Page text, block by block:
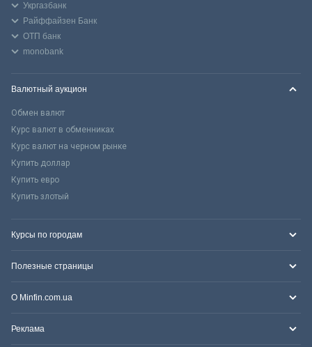
Укргазбанк
Райффайзен Банк
ОТП банк
monobank
Валютный аукцион
Обмен валют
Курс валют в обменниках
Курс валют на черном рынке
Купить доллар
Купить евро
Купить злотый
Курсы по городам
Полезные страницы
О Minfin.com.ua
Реклама